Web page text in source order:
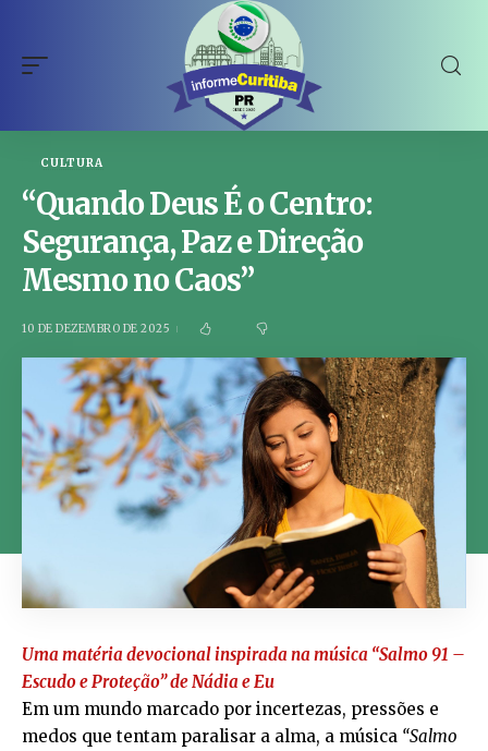
CULTURA
“Quando Deus É o Centro:
Segurança, Paz e Direção
Mesmo no Caos”
10 DE DEZEMBRO DE 2025
Uma matéria devocional inspirada na música “Salmo 91 –
Escudo e Proteção” de Nádia e Eu
Em um mundo marcado por incertezas, pressões e
medos que tentam paralisar a alma, a música “Salmo